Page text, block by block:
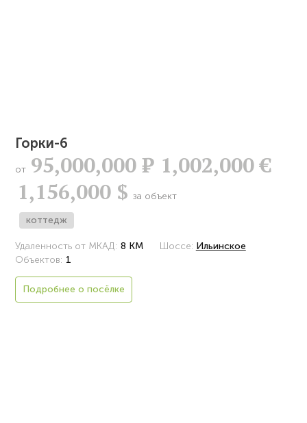
Горки-6
от 95,000,000Р 1,002,000 €
1,156,000 $ за объект
коттедж
Удаленность от МКАД: 8 КМ Шоссе: Ильинское
Объектов: 1
Подробнее о посёлке